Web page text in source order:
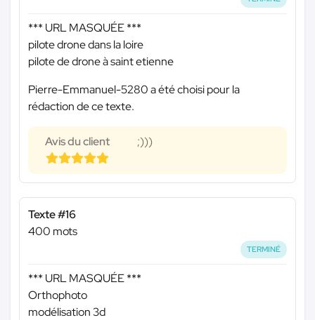
*** URL MASQUÉE ***
pilote drone dans la loire
pilote de drone à saint etienne
Pierre-Emmanuel-5280 a été choisi pour la
rédaction de ce texte.
Avis du client ;)))
Texte #16
400 mots
TERMINÉ
*** URL MASQUÉE ***
Orthophoto
modélisation 3d